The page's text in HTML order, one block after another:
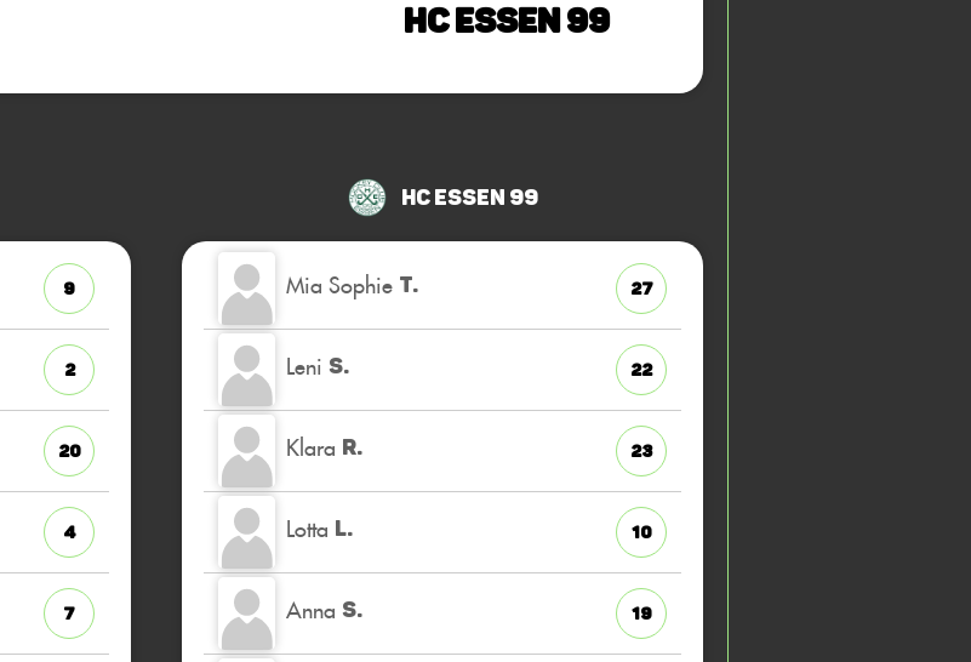
HC Essen 99
9
2
20
4
7
HC Essen 99
Mia Sophie T. 27
Leni S. 22
Klara R. 23
Lotta L. 10
Anna S. 19